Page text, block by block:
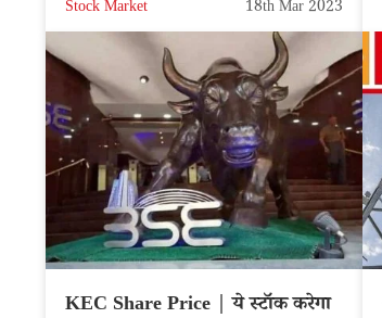
Stock Market 18th Mar 2023
KEC Share Price | ये स्टॉक करेगा